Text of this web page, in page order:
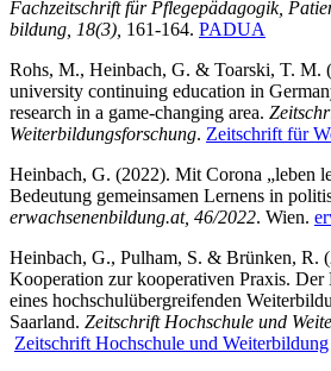
Fachzeitschrift für Pflegepädagogik,
bildung, 18(3), 161-164. PADUA
Rohs, M., Heinbach, G. & Toarski, T. M.
university continuing education in
research in a game-changing area.
Weiterbildungsforschung. Zeitschrift für
Heinbach, G. (2022). Mit Corona „leben
Bedeutung gemeinsamen Lernens in
erwachsenenbildung.at, 46/2022. Wien.
Heinbach, G., Pulham, S. & Brünken, R.
Kooperation zur kooperativen Praxis. Der
eines hochschulübergreifenden
Saarland. Zeitschrift Hochschule und
Zeitschrift Hochschule und Weiterbildung